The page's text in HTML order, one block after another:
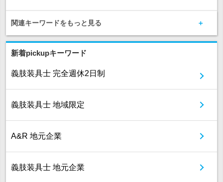
関連キーワードをもっと見る
新着pickupキーワード
義肢装具士 完全週休2日制
義肢装具士 地域限定
A&R 地元企業
義肢装具士 地元企業